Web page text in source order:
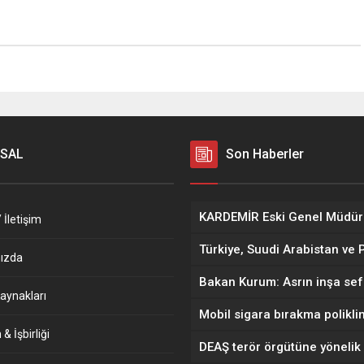
İletişim
& İşbirliği
Son Haberler